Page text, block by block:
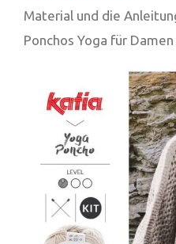
Material und die
Ponchos Yoga für